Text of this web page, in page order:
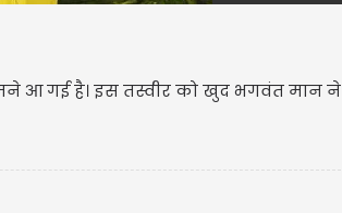
आ गई है। इस तस्वीर को खुद भगवंत मान ने